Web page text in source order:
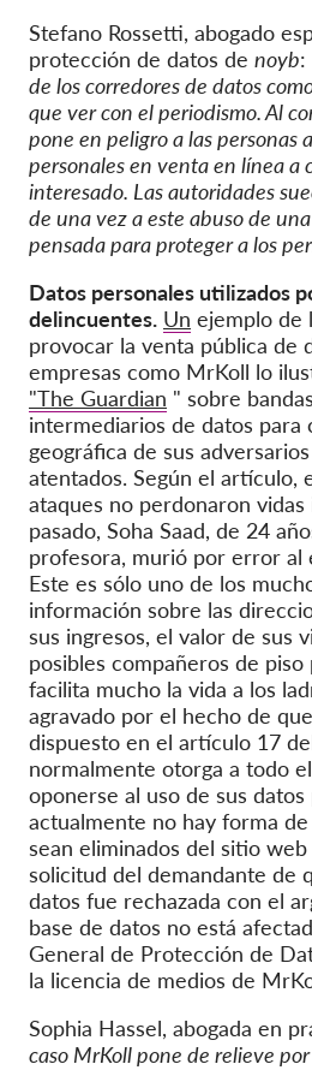
Stefano Rossetti, abogado
protección de datos de noyb:
de los corredores de datos
que ver con el periodismo. Al
pone en peligro a las personas
personales en venta en línea a
interesado. Las autoridades
de una vez a este abuso de
pensada para proteger a los
Datos personales utilizados
delincuentes. Un ejemplo de
provocar la venta pública de
empresas como MrKoll lo
"The Guardian " sobre
intermediarios de datos para
geográfica de sus
atentados. Según el artículo,
ataques no perdonaron vidas
pasado, Soha Saad, de 24
profesora, murió por error al
Este es sólo uno de los
información sobre las
sus ingresos, el valor de sus
posibles compañeros de
facilita mucho la vida a los
agravado por el hecho de
dispuesto en el artículo 17
normalmente otorga a todo
oponerse al uso de sus datos
actualmente no hay forma
sean eliminados del sitio
solicitud del demandante de
datos fue rechazada con el
base de datos no está
General de Protección de
la licencia de medios de
Sophia Hassel, abogada en
caso MrKoll pone de relieve